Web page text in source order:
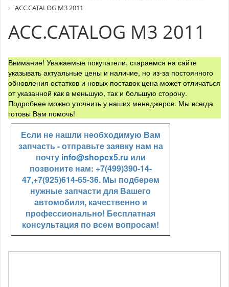
ACC.CATALOG M3 2011
ACC.CATALOG M3 2011
Внимание! Уважаемые покупатели, стараемся на сайте
указывать актуальные цены и наличие, но из-за постоянного
обновления остатков и новых поставок цена может отличаться
от указанной как в меньшую, так и большую сторону.
Подробнее можно уточнить у наших менеджеров. Мы всегда
готовы Вам помочь!
Если не нашли необходимую Вам
запчасть - отправьте заявку нам на
почту info@shopcx5.ru или
позвоните нам: +7(499)390-14-
47,+7(925)614-65-36. Мы подберем
нужные запчасти для Вашего
автомобиля, качественно и
профессионально! Бесплатная
консультация по всем вопросам!